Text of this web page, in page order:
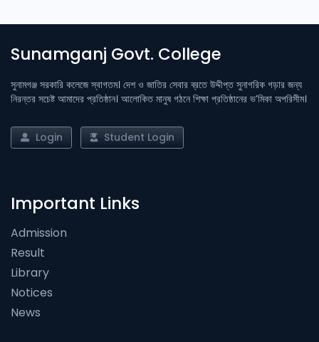
Sunamganj Govt. College
সুনামগঞ্জ সরকারি কলেজে স্বাগতম। দেশ ও জাতির সেবার ব্রতে উদ্দীপ্ত সুনাগরিক গড়ার জন্য
নিরন্তর সচেষ্ট আমাদের প্রতিষ্ঠান। আলোকিত মানুষ গঠনে শিক্ষা প্রতিষ্ঠানের ভ’মিকা অপরিসীম।
Login Student Login
Important Links
Admission
Result
Library
Notices
News